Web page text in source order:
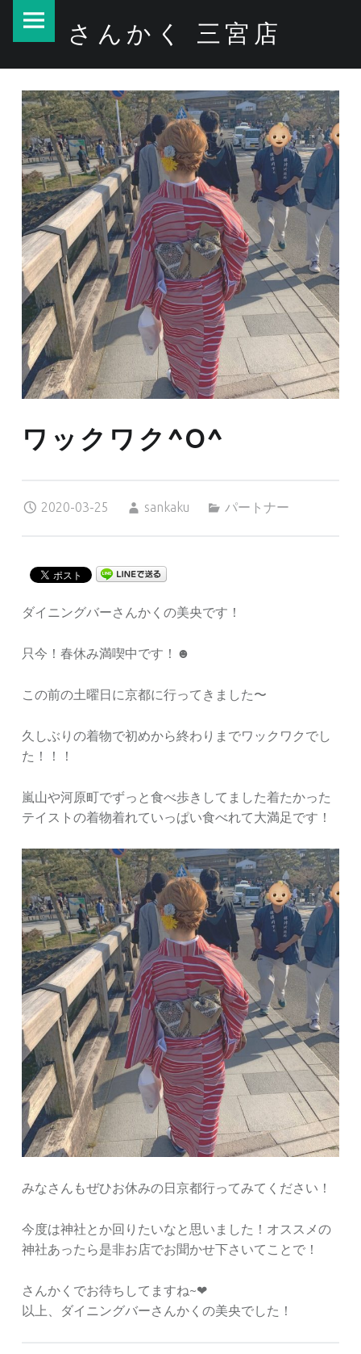
ワックワク^O^ – さんかく 三宮店
さんかく 三宮店
ワックワク^O^
2020-03-25
sankaku
パートナー
ダイニングバーさんかくの美央です！
只今！春休み満喫中です！☻
この前の土曜日に京都に行ってきました〜
久しぶりの着物で初めから終わりまでワックワクでし
た！！！
嵐山や河原町でずっと食べ歩きしてました着たかった
テイストの着物着れていっぱい食べれて大満足です！
みなさんもぜひお休みの日京都行ってみてください！
今度は神社とか回りたいなと思いました！オススメの
神社あったら是非お店でお聞かせ下さいてことで！
さんかくでお待ちしてますね~❤︎
以上、ダイニングバーさんかくの美央でした！